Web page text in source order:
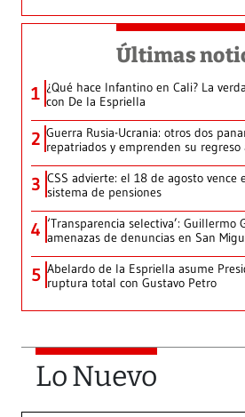
Últimas
1 ¿Qué hace Infantino en Cali? La
con De la Espriella
2 Guerra Rusia-Ucrania: otros dos
repatriados y emprenden su regreso
3 CSS advierte: el 18 de agosto
sistema de pensiones
4 ‘Transparencia selectiva’: Guillermo
amenazas de denuncias en San
5 Abelardo de la Espriella asume
ruptura total con Gustavo Petro
Lo Nuevo